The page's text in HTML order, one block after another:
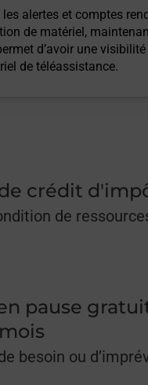
les alertes et comptes
de matériel,
d’avoir une
de téléassistance.
crédit
de
pause
besoin ou